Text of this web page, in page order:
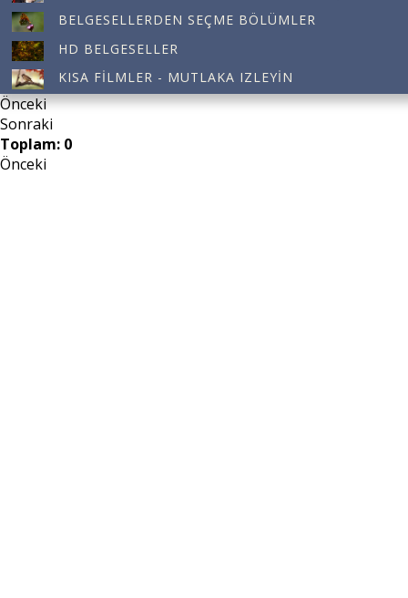
BELGESELLERDEN SEÇME BÖLÜMLER
HD BELGESELLER
KISA FILMLER - MUTLAKA IZLEYIN
Önceki
Sonraki
Toplam: 0
Önceki